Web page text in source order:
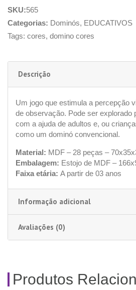
SKU:565
Categorias: Dominós, EDUCATIVOS
Tags: cores, domino cores
Descrição
Um jogo que estimula a percepção
de observação. Pode ser explorado
com a ajuda de adultos e, ou
como um dominó convencional.
Material: MDF – 28 peças –
Embalagem: Estojo de MDF –
Faixa etária: A partir de 03 anos
Informação adicional
Avaliações (0)
Produtos